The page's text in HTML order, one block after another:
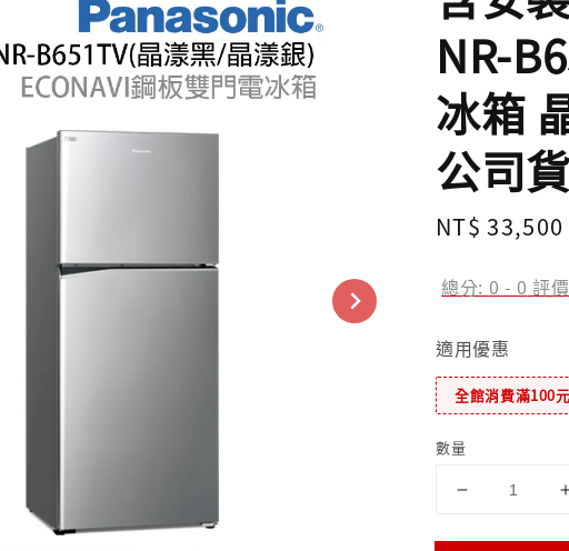
NR-
冰箱
公司
Regular
NT$ 33,500
總分: 0 - 0 評價
適用優惠
全館消費滿100
數量